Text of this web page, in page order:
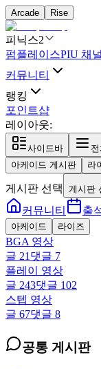
Arcade Rise
피닉스2
펌플레이스PIU 채널
커뮤니티
랭킹
포인트샵
레이아웃:
사이드바
아케이드 게시판
라
게시판 선택 게시판
커뮤니티 출
아케이드 라이즈
BGA 영상
글 21 댓글 7
플레이 영상
글 243댓글 102
스텝 영상
글 67댓글 8
공통 게시판